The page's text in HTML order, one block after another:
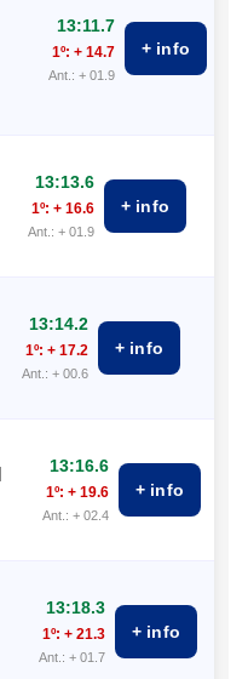
13:11.7
1º: + 14.7
Ant.: + 01.9
+ info
13:13.6
1º: + 16.6
Ant.: + 01.9
+ info
13:14.2
1º: + 17.2
Ant.: + 00.6
+ info
13:16.6
1º: + 19.6
Ant.: + 02.4
+ info
13:18.3
1º: + 21.3
Ant.: + 01.7
+ info